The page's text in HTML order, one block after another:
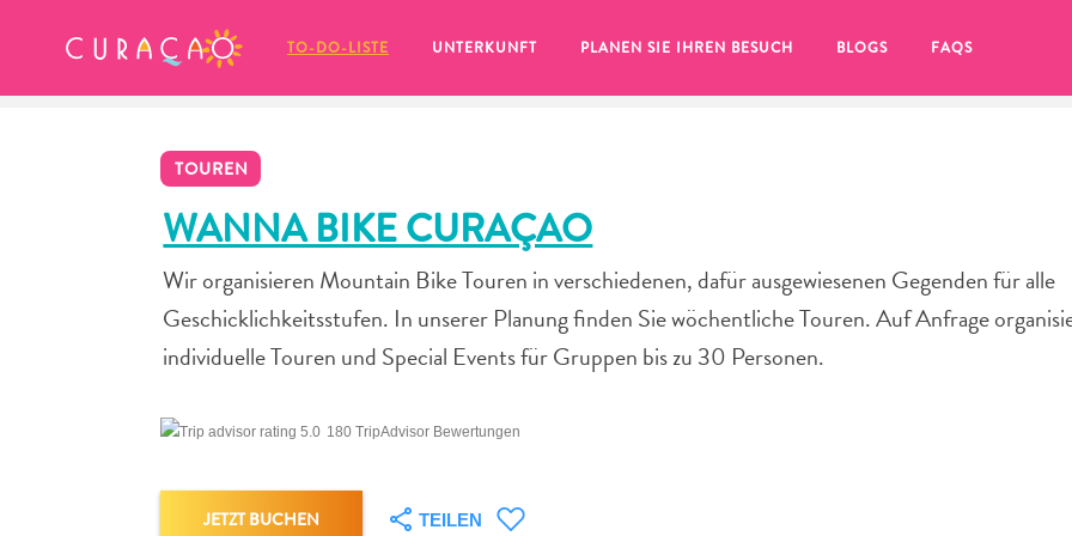
TO-DO-LISTE UNTERKUNFT PLANEN SIE IHREN BESUCH BLOGS FAQS
TOUREN
WANNA BIKE CURAÇAO
Wir organisieren Mountain Bike Touren in verschiedenen, dafür ausgewiesenen Gegenden für alle
Geschicklichkeitsstufen. In unserer Planung finden Sie wöchentliche Touren. Auf Anfrage
individuelle Touren und Special Events für Gruppen bis zu 30 Personen.
180 TripAdvisor Bewertungen
JETZT BUCHEN TEILEN
MEINE FAVORITEN
Es schaut so aus, als ob Sie noch
keine Lieblingsorte in Curaçao
gespeichert haben.